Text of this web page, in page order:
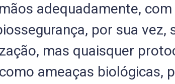
adequadamente,
por sua
mas quaisquer
ameaças